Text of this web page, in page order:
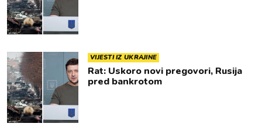
VIJESTI IZ UKRAJINE
Rat: Uskoro novi pregovori, Rusija
pred bankrotom